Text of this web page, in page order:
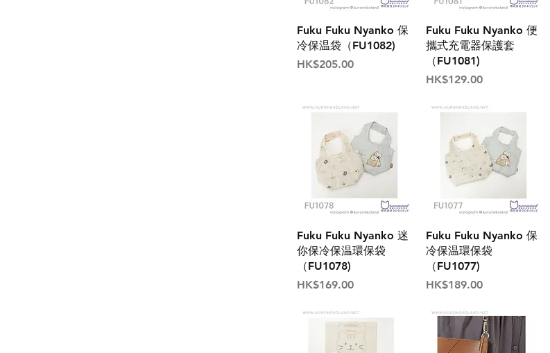
Fuku Fuku Nyanko 保
冷保温袋（FU1082)
價格
HK$205.00
Fuku Fuku Nyanko 便
攜式充電器保護套
（FU1081)
價格
HK$129.00
Fuku Fuku Nyanko 迷
你保冷保温環保袋
（FU1078)
價格
HK$169.00
Fuku Fuku Nyanko 保
冷保温環保袋
（FU1077)
價格
HK$189.00